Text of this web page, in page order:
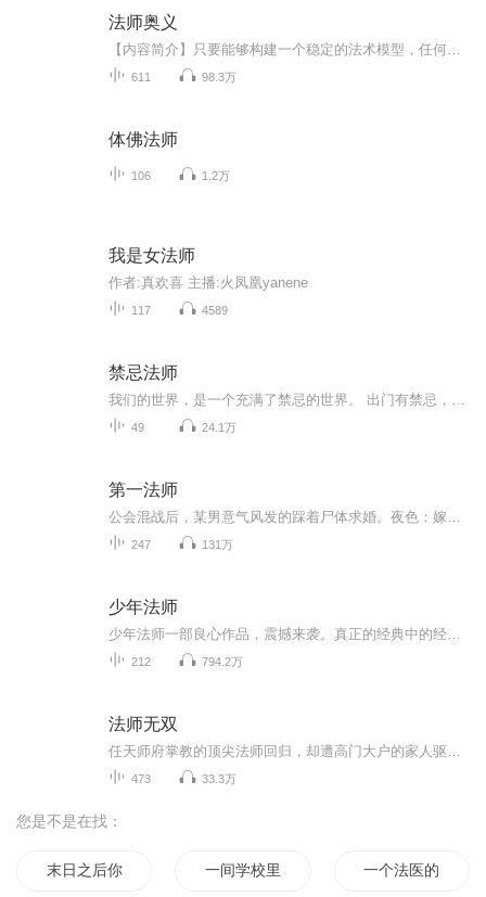
法师奥义
611 98.3万
体佛法师
106 1.2万
我是女法师
作者:真欢喜 主播:火凤凰yanene
117 4589
禁忌法师
49 24.1万
第一法师
247 131万
少年法师
212 794.2万
法师无双
473 33.3万
您是不是在找：
末日之后你还能记得谁的故事一间学校里的故事 一个法医的故事